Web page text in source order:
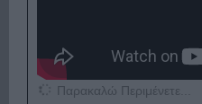
Παρακαλώ Περιμένετε...